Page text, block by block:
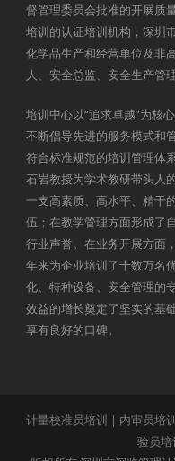
督管理委员会批准的开展质
培训的认证培训机构，深圳
化学品生产和经营单位及非
人、安全总监、安全生产管
培训中心以“追求卓越”为核
不断倡导先进的服务模式和
符合标准规范的培训管理体
石岩教授为学术教研带头人
一支高素质、高水平、精干
伍；在教学管理方面形成了
行业声誉。在业务开展方面
年来为企业培训了十数万名
化、特种设备、安全管理的
效益的增长奠定了坚实的基
享有良好的口碑。
计量校准员培训 | 内审员培
验员培